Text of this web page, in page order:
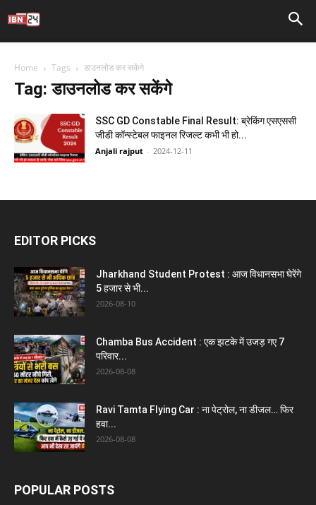
Home Tags डाउनलोड कर सकेंगे
Tag: डाउनलोड कर सकेंगे
SSC GD Constable Final Result: ब्रेकिंग एसएससी
जीडी कॉन्स्टेबल फाइनल रिजल्ट कभी भी हो...
Anjali rajput - 2024-12-11
EDITOR PICKS
Jharkhand Student Protest : आज विधानसभा घेरेंगे
5 हजार से भी...
2026-08-10
Chamba Bus Accident : एक झटके में उजड़ गए 7
परिवार...
2026-08-08
Ravi Tamta Flying Car : ना पेट्रोल, ना डीजल… फिर
हवा...
2026-08-08
POPULAR POSTS